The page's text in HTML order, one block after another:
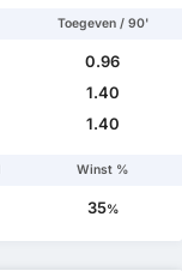
Toegeven / 90'
0.96
1.40
1.40
Winst %
35%